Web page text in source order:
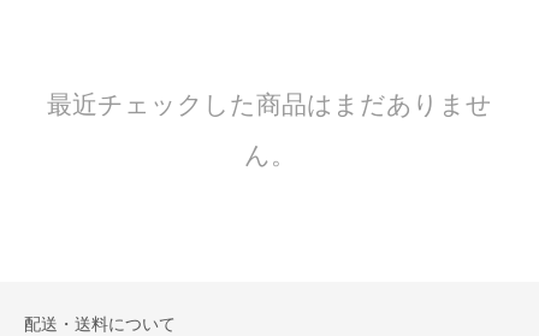
最近チェックした商品はまだありませ
ん。
配送・送料について